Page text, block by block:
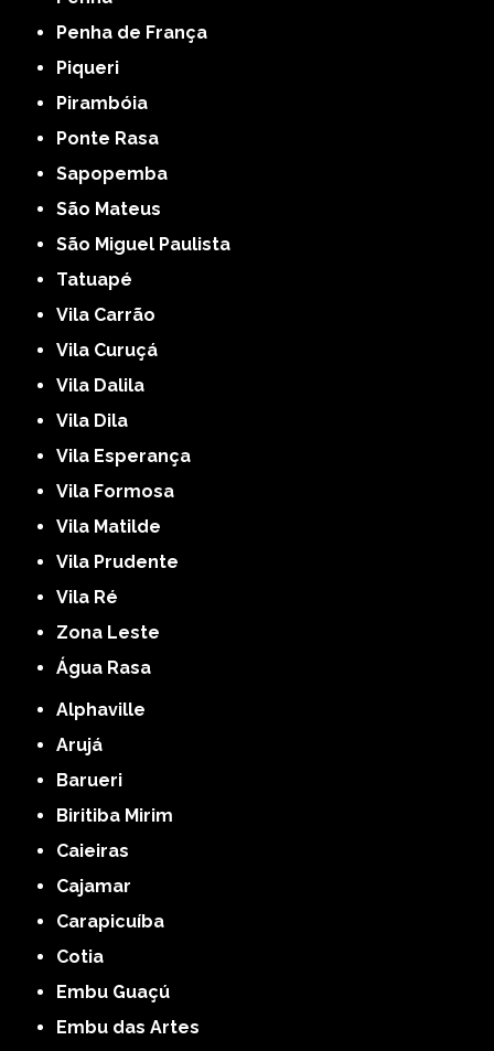
Penha de França
Piqueri
Pirambóia
Ponte Rasa
Sapopemba
São Mateus
São Miguel Paulista
Tatuapé
Vila Carrão
Vila Curuçá
Vila Dalila
Vila Dila
Vila Esperança
Vila Formosa
Vila Matilde
Vila Prudente
Vila Ré
Zona Leste
Água Rasa
Alphaville
Arujá
Barueri
Biritiba Mirim
Caieiras
Cajamar
Carapicuíba
Cotia
Embu Guaçú
Embu das Artes